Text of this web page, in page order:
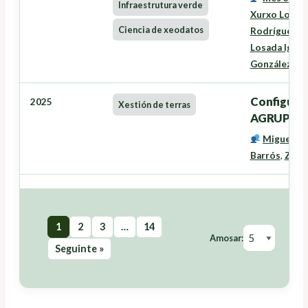
Infraestrutura verde
Ciencia de xeodatos
Xurxo
Rodríguez
Losada
González
2025 Xestión de terras
AGRUPE
Miguel
Barrós,
1 2 3 …
14
Seguinte »
Amosar: